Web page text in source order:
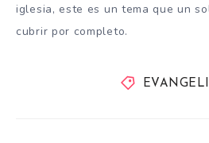
iglesia, este es un tema que un
cubrir por completo.